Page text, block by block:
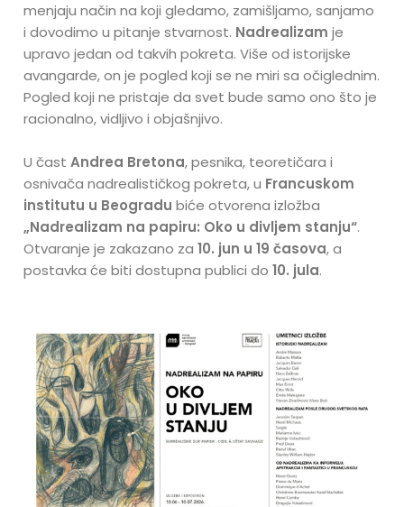
menjaju način na koji gledamo, zamišljamo, sanjamo
i dovodimo u pitanje stvarnost. Nadrealizam je
upravo jedan od takvih pokreta. Više od istorijske
avangarde, on je pogled koji se ne miri sa očiglednim.
Pogled koji ne pristaje da svet bude samo ono što je
racionalno, vidljivo i objašnjivo.
U častAndrea Bretona, pesnika, teoretičara i
osnivača nadrealističkog pokreta, u Francuskom
institutu u Beogradu biće otvorena izložba
„Nadrealizam na papiru: Oko u divljem stanju“.
Otvaranje je zakazano za10. jun u 19 časova, a
postavka će biti dostupna publici do10. jula.